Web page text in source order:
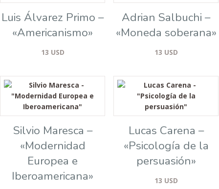
Luis Álvarez Primo –
«Americanismo»
13 USD
Adrian Salbuchi –
«Moneda soberana»
13 USD
Silvio Maresca –
«Modernidad
Europea e
Iberoamericana»
Lucas Carena –
«Psicología de la
persuasión»
13 USD